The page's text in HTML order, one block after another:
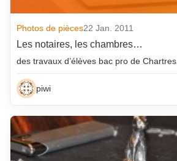
Photos de pièces22 Jan. 2011
Les notaires, les chambres…
des travaux d’élèves bac pro de Chartres.
piwi